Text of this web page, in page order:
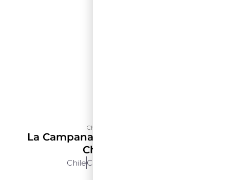
Château Los Boldos
La Campana Selección De Terroir
Chardonnay
ChileCachapoal